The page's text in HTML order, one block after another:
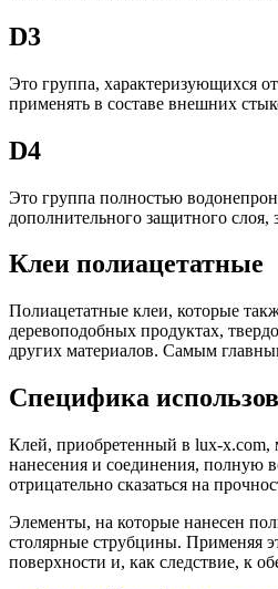
D3
Это группа, характеризующихся
применять в составе внешних
D4
Это группа полностью
дополнительного защитного
Клеи полиацетатные
Полиацетатные клеи, которые
деревоподобных продуктах,
других материалов. Самым
Специфика
Клей, приобретенный в lux-x.com,
нанесения и соединения, полную
отрицательно сказаться на
Элементы, на которые нанесен
столярные струбцины. Применяя
поверхности и, как следствие, к